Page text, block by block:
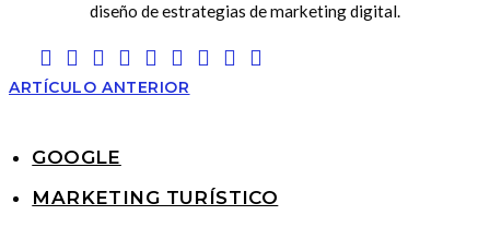
diseño de estrategias de marketing digital.
ARTÍCULO ANTERIOR
GOOGLE
MARKETING TURÍSTICO